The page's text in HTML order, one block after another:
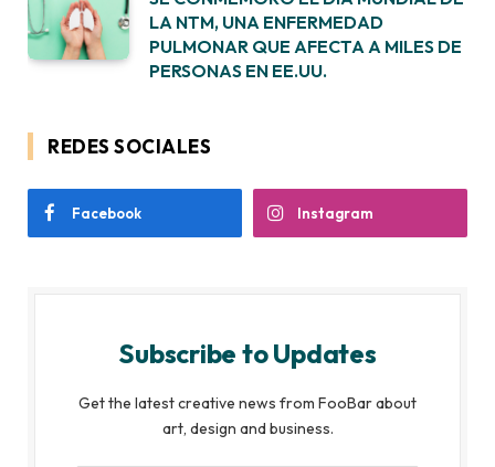
LA NTM, UNA ENFERMEDAD
PULMONAR QUE AFECTA A MILES DE
PERSONAS EN EE.UU.
REDES SOCIALES
Facebook Instagram
Subscribe to Updates
Get the latest creative news from FooBar about
art, design and business.